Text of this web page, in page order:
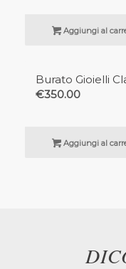
Aggiungi al
Burato Gioielli
€350.00
Aggiungi al